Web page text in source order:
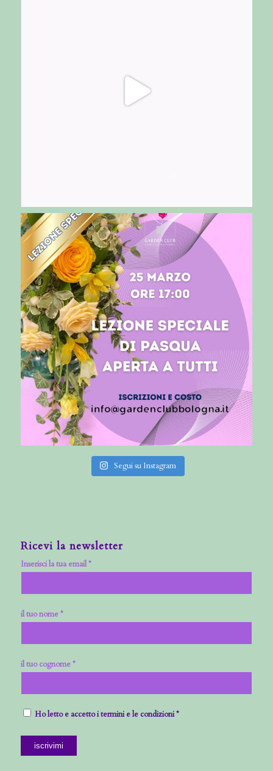
Segui su Instagram
Ricevi la newsletter
Inserisci la tua email *
il tuo nome *
il tuo cognome *
Ho letto e accetto i termini e le condizioni *